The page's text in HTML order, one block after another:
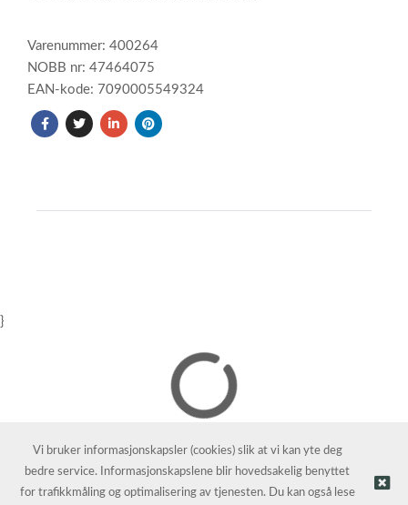
Varenummer: 400264
NOBB nr: 47464075
EAN-kode: 7090005549324
}
Vi bruker informasjonskapsler (cookies) slik at vi kan yte deg
bedre service. Informasjonskapslene blir hovedsakelig benyttet
for trafikkmåling og optimalisering av tjenesten. Du kan også lese